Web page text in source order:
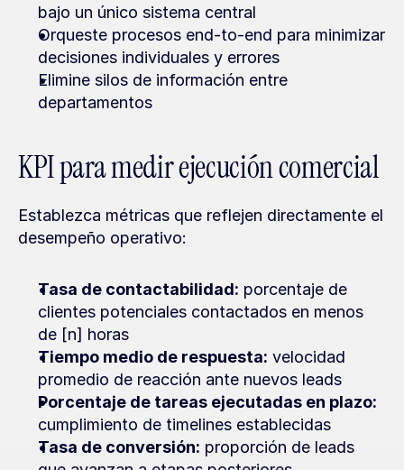
bajo un único sistema central
Orqueste procesos end-to-end para minimizar
decisiones individuales y errores
Elimine silos de información entre
departamentos
KPI para medir ejecución comercial
Establezca métricas que reflejen directamente el
desempeño operativo:
Tasa de contactabilidad: porcentaje de
clientes potenciales contactados en menos
de [n] horas
Tiempo medio de respuesta: velocidad
promedio de reacción ante nuevos leads
Porcentaje de tareas ejecutadas en plazo:
cumplimiento de timelines establecidas
Tasa de conversión: proporción de leads